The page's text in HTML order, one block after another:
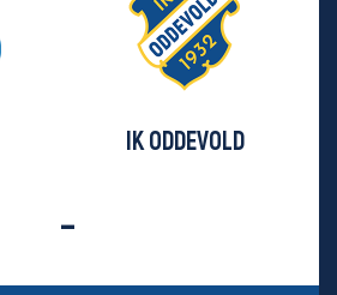
IK ODDEVOLD
-